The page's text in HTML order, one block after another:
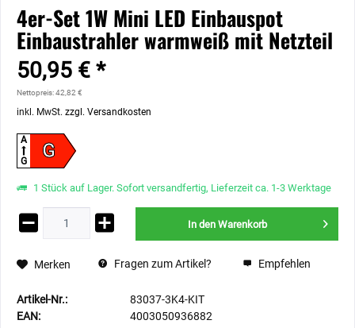
4er-Set 1W Mini LED Einbauspot
Einbaustrahler warmweiß mit Netzteil
50,95 € *
Nettopreis: 42,82 €
inkl. MwSt. zzgl. Versandkosten
G
A
G
1 Stück auf Lager. Sofort versandfertig, Lieferzeit ca. 1-3 Werktage
In den Warenkorb
Merken Fragen zum Artikel? Empfehlen
Artikel-Nr.:
83037-3K4-KIT
EAN:
4003050936882